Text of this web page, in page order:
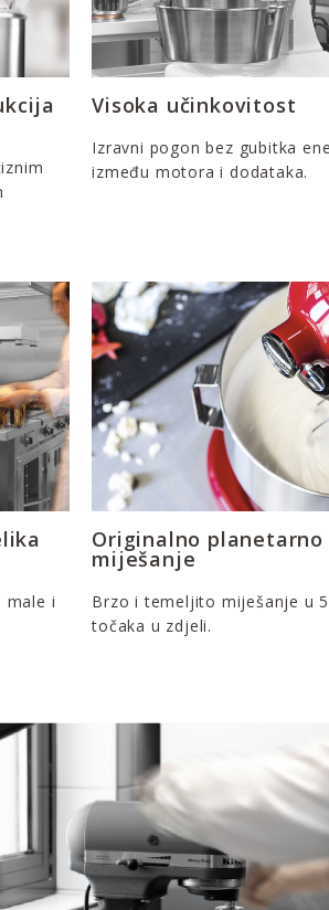
Visoka učinkovitost
Izravni pogon bez gubitka
između motora i dodataka.
male i
Originalno planetarno
miješanje
Brzo i temeljito miješanje u
točaka u zdjeli.